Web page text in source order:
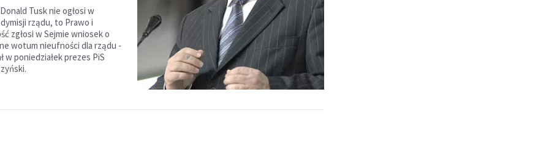
Tusk nie ogłosi w
rządu, to Prawo i
zgłosi w Sejmie wniosek o
wotum nieufności dla rządu -
w poniedziałek prezes PiS